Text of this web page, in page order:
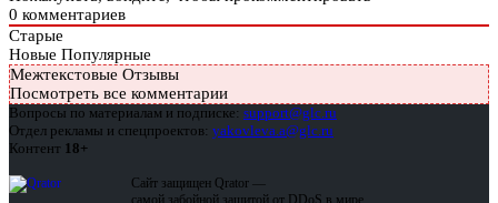
0 комментариев
Старые
Новые Популярные
Межтекстовые Отзывы
Посмотреть все комментарии
Вопросы по материалам и подписке: support@glc.ru
Отдел рекламы и спецпроектов: yakovleva.a@glc.ru
Контент 18+
Сайт защищен Qrator —